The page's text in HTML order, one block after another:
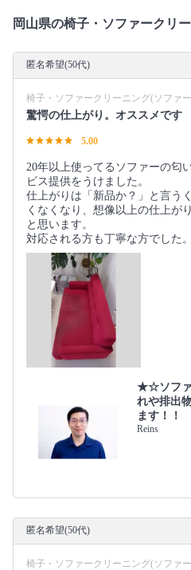
岡山県の椅子・ソファークリ
匿名希望(50代)
椅子・ソファークリーニング(ソファ
驚愕の仕上がり。オススメです
5.00
20年以上使ってるソファーの匂
ビス提供をうけました。
仕上がりは「新品か？」と言う
くなくなり、想像以上の仕上が
と思います。
対応される方も丁寧な方でした。
★☆ソファ
れや排出
ます！！
Reins
匿名希望(50代)
椅子・ソファークリーニング(ソファ